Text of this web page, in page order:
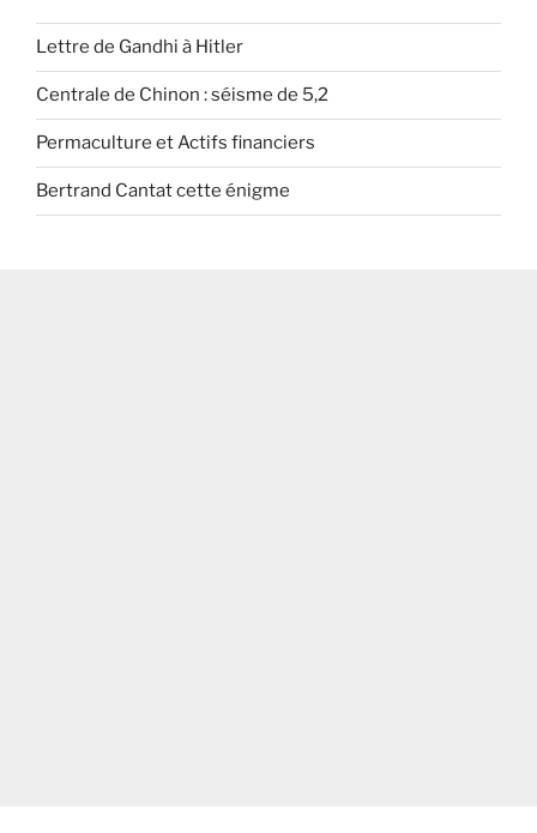
Lettre de Gandhi à Hitler
Centrale de Chinon : séisme de 5,2
Permaculture et Actifs financiers
Bertrand Cantat cette énigme